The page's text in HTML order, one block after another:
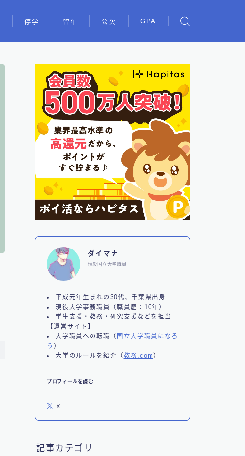
停学 留年 公欠 GPA
ダイマナ
現役国立大学職員
平成元年生まれの30代、千葉県出身
現役大学事務職員（職員歴：10年）
学生支援・教務・研究支援などを担当
【運営サイト】
大学職員への転職（ 国立大学職員になろ
う ）
大学のルールを紹介（教務.com ）
プロフィールを読む
X
記事カテゴリ